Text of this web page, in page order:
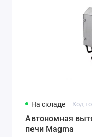
На складе Код
Автономная
печи Magma